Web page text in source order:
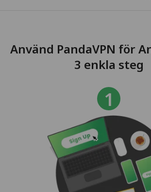
Använd PandaVPN för
3 enkla steg